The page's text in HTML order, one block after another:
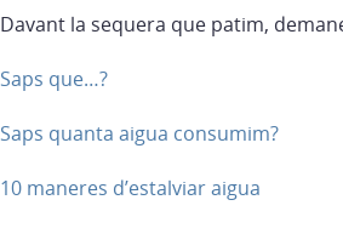
Davant la sequera que patim,
Saps que…?
Saps quanta aigua consumim?
10 maneres d’estalviar aigua